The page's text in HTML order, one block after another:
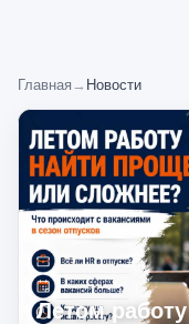
Главная → Новости
Летом